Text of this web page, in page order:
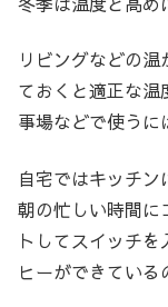
リビングなどの
ておくと適正な
事場などで使うに
自宅ではキッチン
朝の忙しい時間に
トしてスイッチ
ヒーができている